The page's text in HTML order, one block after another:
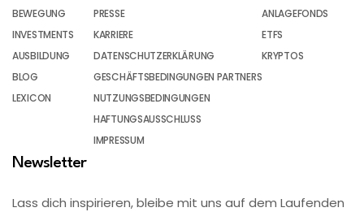
BEWEGUNG
INVESTMENTS
AUSBILDUNG
BLOG
LEXICON
PRESSE
KARRIERE
DATENSCHUTZERKLÄRUNG
GESCHÄFTSBEDINGUNGEN PARTNERS
NUTZUNGSBEDINGUNGEN
HAFTUNGSAUSSCHLUSS
IMPRESSUM
ANLAGEFONDS
ETFS
KRYPTOS
Newsletter
Lass dich inspirieren, bleibe mit uns auf dem Laufenden